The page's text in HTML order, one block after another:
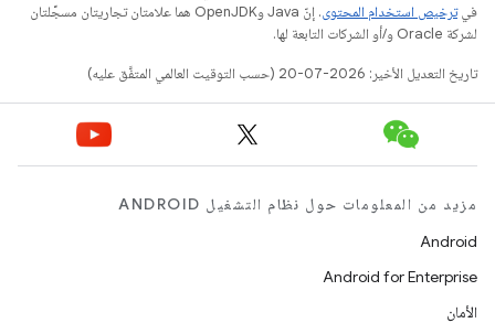
فيترخيص استخدام المحتوى
. إنّ Java وOpenJDK هما علامتان تجاريتان مسجَّلتان
لشركة Oracle و/أو الشركات التابعة لها.
تاريخ التعديل الأخير: 2026-07-20 (حسب التوقيت العالمي المتفَّق عليه)
مزيد من المعلومات حول نظام التشغيل ANDROID
Android
Android for Enterprise
الأمان